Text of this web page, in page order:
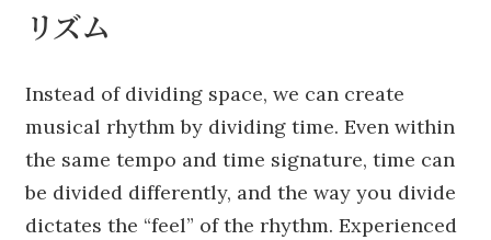
リズム
Instead of dividing space, we can create
musical rhythm by dividing time. Even within
the same tempo and time signature, time can
be divided differently, and the way you divide
dictates the “feel” of the rhythm. Experienced